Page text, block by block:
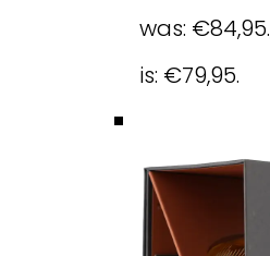
was: €84,95.
is: €79,95.